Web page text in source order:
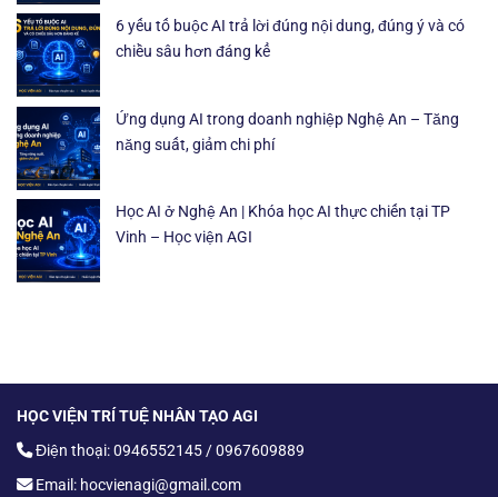
6 yếu tố buộc AI trả lời đúng nội dung, đúng ý và có
chiều sâu hơn đáng kể
Ứng dụng AI trong doanh nghiệp Nghệ An – Tăng
năng suất, giảm chi phí
Học AI ở Nghệ An | Khóa học AI thực chiến tại TP
Vinh – Học viện AGI
HỌC VIỆN TRÍ TUỆ NHÂN TẠO AGI
Điện thoại: 0946552145 / 0967609889
Email: hocvienagi@gmail.com